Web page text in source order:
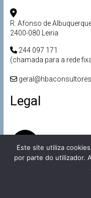
R. Afonso de
2400-080 Leiria
244 097 171
(chamada para a rede
Legal
Este site utiliza
por parte do utilizador.